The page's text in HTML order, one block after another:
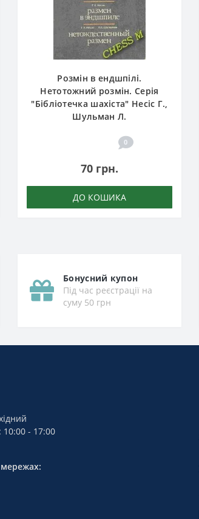
Розмін в ендшпілі.
Нетотожний розмін. Серія
"Бібліотечка шахіста" Несіс Г.,
Шульман Л.
0
70 грн.
ДО КОШИКА
Бонусний купон
Під час реєстрації на
суму 50 грн
10:00 - 17:00